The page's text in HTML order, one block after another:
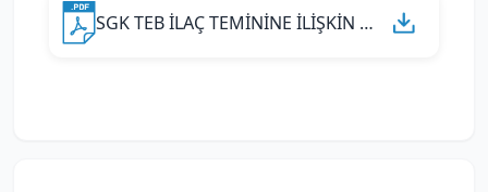
SGK TEB İLAÇ TEMİNİNE İLİŞKİN PROTOKOL 2026-1.pdf